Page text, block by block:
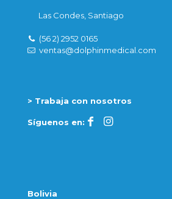
Las Condes, Santiago
(56 2) 2952 0165
ventas@dolphinmedical.com
> Trabaja con nosotros
Síguenos en:
Bolivia